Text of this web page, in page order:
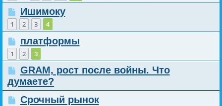
Ишимоку
1 2 3 4
платформы
1 2 3
GRAM, рост после войны. Что
думаете?
Срочный рынок